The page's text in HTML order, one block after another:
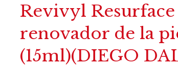
Revivyl
renovador de la
(15ml)(DIEGO